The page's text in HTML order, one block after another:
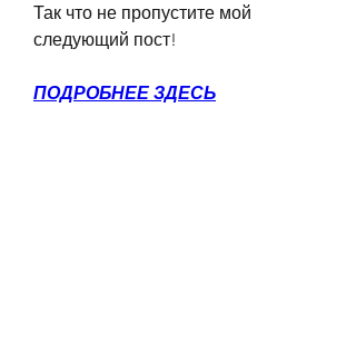
Так что не пропустите мой
следующий пост!
ПОДРОБНЕЕ ЗДЕСЬ